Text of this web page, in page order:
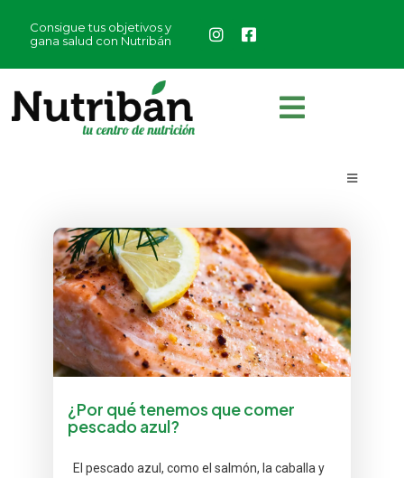
Consigue tus objetivos y
gana salud con Nutribán
¿Por qué tenemos que comer
pescado azul?
El pescado azul, como el salmón, la caballa y